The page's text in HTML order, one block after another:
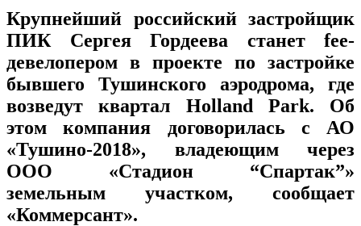
Крупнейший российский застройщик
ПИК Сергея Гордеева станет fee-
девелопером в проекте по застройке
бывшего Тушинского аэродрома, где
возведут квартал Holland Park. Об
этом компания договорилась с АО
«Тушино-2018», владеющим через
ООО «Стадион “Спартак”»
земельным участком, сообщает
«Коммерсант».